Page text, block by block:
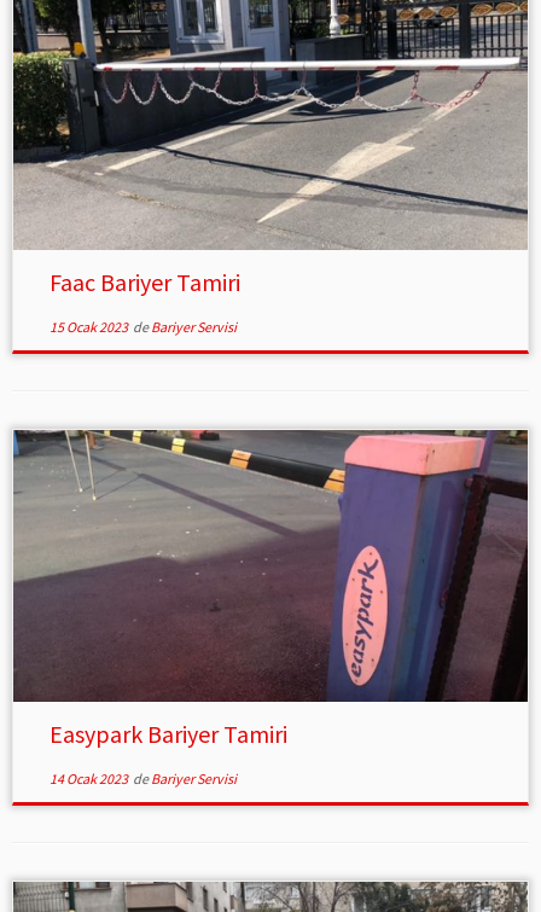
Faac Bariyer Tamiri
15 Ocak 2023deBariyer Servisi
Easypark Bariyer Tamiri
14 Ocak 2023deBariyer Servisi